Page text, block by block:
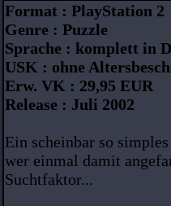
Format : PlayStation 2
Genre : Puzzle
Sprache : komplett in
USK : ohne
Erw. VK : 29,95 EUR
Release : Juli 2002
Ein scheinbar so
wer einmal damit
Suchtfaktor...